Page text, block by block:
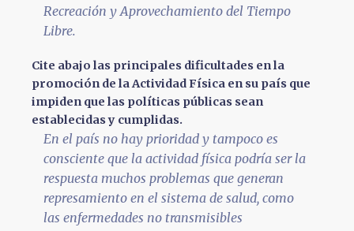
Recreación y Aprovechamiento del Tiempo
Libre.
Cite abajo las principales dificultades en la
promoción de la Actividad Física en su país que
impiden que las políticas públicas sean
establecidas y cumplidas.
En el país no hay prioridad y tampoco es
consciente que la actividad física podría ser la
respuesta muchos problemas que generan
represamiento en el sistema de salud, como
las enfermedades no transmisibles